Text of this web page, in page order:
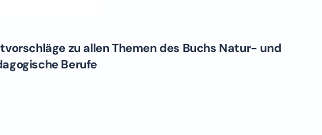
zu allen Themen des Buchs Natur- und
Berufe